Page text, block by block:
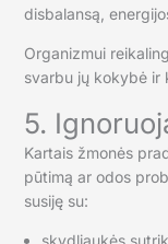
disbalansą,
Organizmui
svarbu jų kokybė ir
5.
Kartais žmonės
pūtimą ar odos
susiję su:
skydliaukės